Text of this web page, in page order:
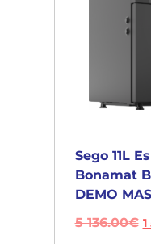
Sego 11L
Bonamat
DEMO
5 136.00€